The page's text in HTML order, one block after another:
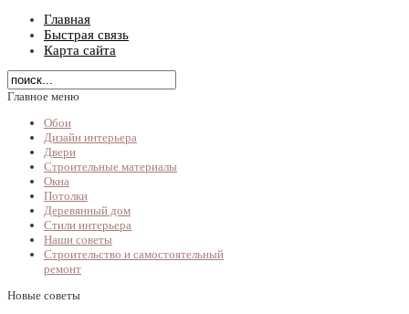
Главная
Быстрая связь
Карта сайта
Главное меню
Обои
Дизайн интерьера
Двери
Строительные материалы
Окна
Потолки
Деревянный дом
Стили интерьера
Наши советы
Строительство и самостоятельный
ремонт
Новые советы